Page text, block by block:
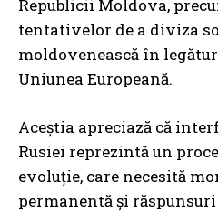
Republicii Moldova,
tentativelor de a diviza
moldovenească în
Uniunea Europeană.
Aceștia apreciază că
Rusiei reprezintă un
evoluție, care necesită
permanentă și